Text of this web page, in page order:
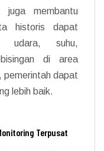
juga membantu
historis dapat
udara, suhu,
di area
pemerintah dapat
lebih baik.
Terpusat